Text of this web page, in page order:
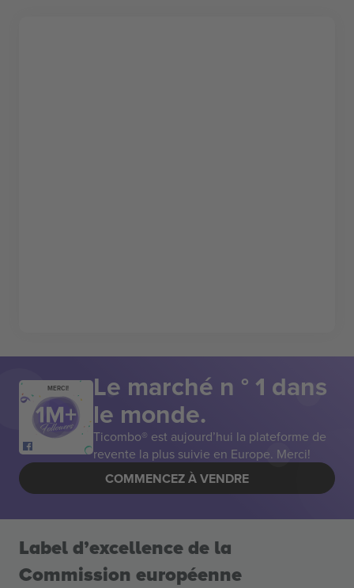
MERCI! Le marché n ° 1 dans
le monde.
Ticombo® est aujourd’hui la plateforme de
revente la plus suivie en Europe. Merci!
COMMENCEZ À VENDRE
Label d’excellence de la
Commission européenne